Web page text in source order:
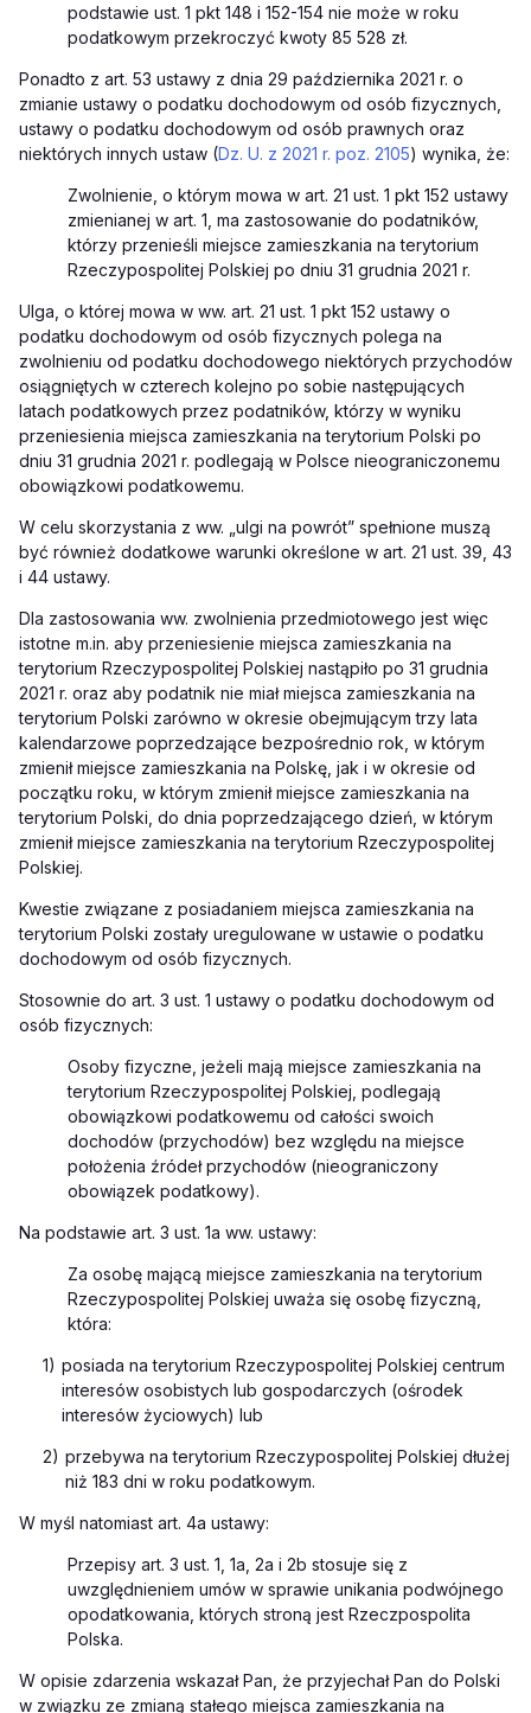
podstawie ust. 1 pkt 148 i 152-154 nie może w roku
podatkowym przekroczyć kwoty 85 528 zł.
Ponadto z art. 53 ustawy z dnia 29 października 2021 r. o
zmianie ustawy o podatku dochodowym od osób fizycznych,
ustawy o podatku dochodowym od osób prawnych oraz
niektórych innych ustaw (Dz. U. z 2021 r. poz. 2105) wynika, że:
Zwolnienie, o którym mowa w art. 21 ust. 1 pkt 152 ustawy
zmienianej w art. 1, ma zastosowanie do podatników,
którzy przenieśli miejsce zamieszkania na terytorium
Rzeczypospolitej Polskiej po dniu 31 grudnia 2021 r.
Ulga, o której mowa w ww. art. 21 ust. 1 pkt 152 ustawy o
podatku dochodowym od osób fizycznych polega na
zwolnieniu od podatku dochodowego niektórych przychodów
osiągniętych w czterech kolejno po sobie następujących
latach podatkowych przez podatników, którzy w wyniku
przeniesienia miejsca zamieszkania na terytorium Polski po
dniu 31 grudnia 2021 r. podlegają w Polsce nieograniczonemu
obowiązkowi podatkowemu.
W celu skorzystania z ww. „ulgi na powrót” spełnione muszą
być również dodatkowe warunki określone w art. 21 ust. 39, 43
i 44 ustawy.
Dla zastosowania ww. zwolnienia przedmiotowego jest więc
istotne m.in. aby przeniesienie miejsca zamieszkania na
terytorium Rzeczypospolitej Polskiej nastąpiło po 31 grudnia
2021 r. oraz aby podatnik nie miał miejsca zamieszkania na
terytorium Polski zarówno w okresie obejmującym trzy lata
kalendarzowe poprzedzające bezpośrednio rok, w którym
zmienił miejsce zamieszkania na Polskę, jak i w okresie od
początku roku, w którym zmienił miejsce zamieszkania na
terytorium Polski, do dnia poprzedzającego dzień, w którym
zmienił miejsce zamieszkania na terytorium Rzeczypospolitej
Polskiej.
Kwestie związane z posiadaniem miejsca zamieszkania na
terytorium Polski zostały uregulowane w ustawie o podatku
dochodowym od osób fizycznych.
Stosownie do art. 3 ust. 1 ustawy o podatku dochodowym od
osób fizycznych:
Osoby fizyczne, jeżeli mają miejsce zamieszkania na
terytorium Rzeczypospolitej Polskiej, podlegają
obowiązkowi podatkowemu od całości swoich
dochodów (przychodów) bez względu na miejsce
położenia źródeł przychodów (nieograniczony
obowiązek podatkowy).
Na podstawie art. 3 ust. 1a ww. ustawy:
Za osobę mającą miejsce zamieszkania na terytorium
Rzeczypospolitej Polskiej uważa się osobę fizyczną,
która:
1) posiada na terytorium Rzeczypospolitej Polskiej centrum
interesów osobistych lub gospodarczych (ośrodek
interesów życiowych) lub
2) przebywa na terytorium Rzeczypospolitej Polskiej dłużej
niż 183 dni w roku podatkowym.
W myśl natomiast art. 4a ustawy:
Przepisy art. 3 ust. 1, 1a, 2a i 2b stosuje się z
uwzględnieniem umów w sprawie unikania podwójnego
opodatkowania, których stroną jest Rzeczpospolita
Polska.
W opisie zdarzenia wskazał Pan, że przyjechał Pan do Polski
w związku ze zmianą stałego miejsca zamieszkania na